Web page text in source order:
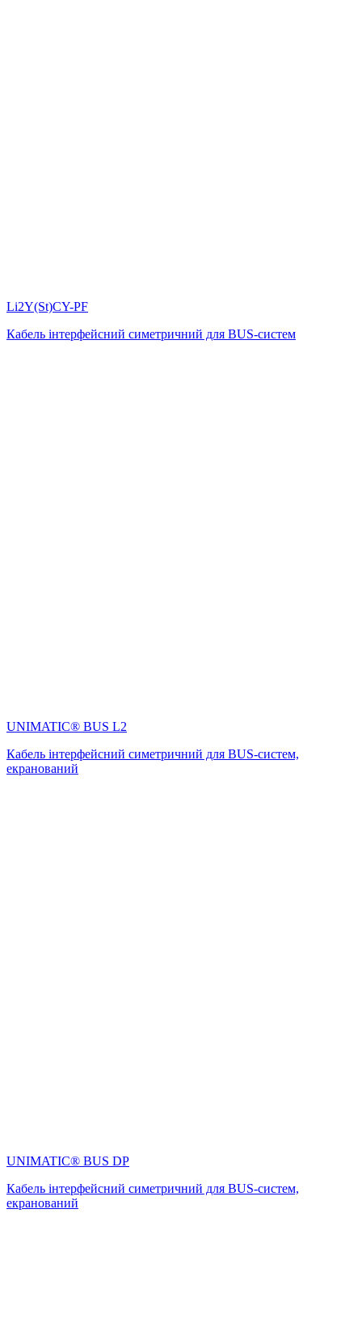
Li2Y(St)CY-PF
Кабель інтерфейсний симетричний для BUS-систем
UNIMATIC® BUS L2
Кабель інтерфейсний симетричний для BUS-систем,
екранований
UNIMATIC® BUS DP
Кабель інтерфейсний симетричний для BUS-систем,
екранований